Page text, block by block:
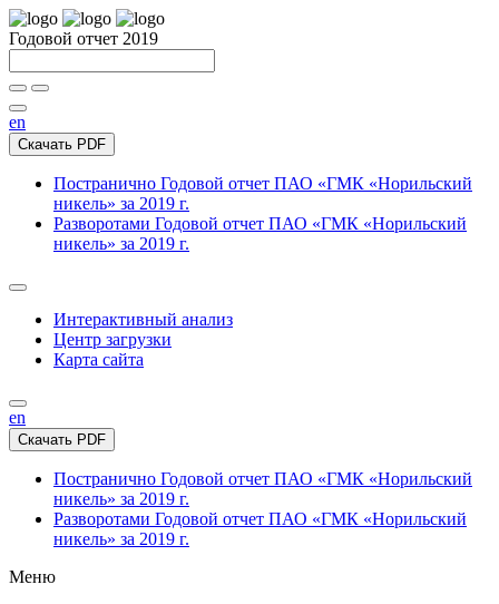
Годовой отчет 2019
en
Скачать PDF
Постранично Годовой отчет ПАО «ГМК «Норильский
никель» за 2019 г.
Разворотами Годовой отчет ПАО «ГМК «Норильский
никель» за 2019 г.
Интерактивный анализ
Центр загрузки
Карта сайта
en
Скачать PDF
Постранично Годовой отчет ПАО «ГМК «Норильский
никель» за 2019 г.
Разворотами Годовой отчет ПАО «ГМК «Норильский
никель» за 2019 г.
Меню